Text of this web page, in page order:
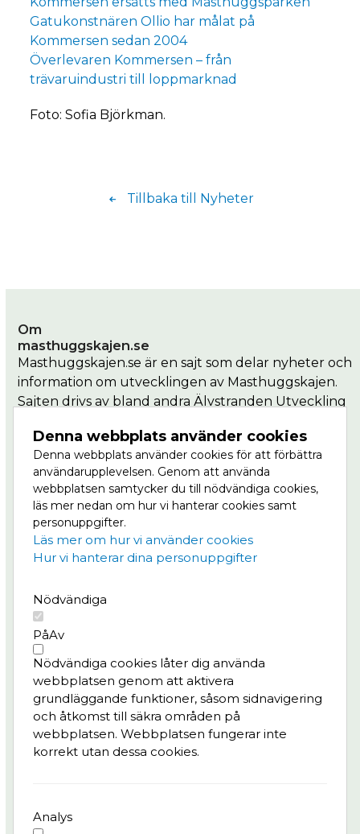
Denna webbplats använder cookies
Denna webbplats använder cookies för att förbättra
användarupplevelsen. Genom att använda
webbplatsen samtycker du till nödvändiga cookies,
läs mer nedan om hur vi hanterar cookies samt
personuppgifter.
Läs mer om hur vi använder cookies
Hur vi hanterar dina personuppgifter
Nödvändiga
PåAv
Nödvändiga cookies låter dig använda
webbplatsen genom att aktivera
grundläggande funktioner, såsom sidnavigering
och åtkomst till säkra områden på
webbplatsen. Webbplatsen fungerar inte
korrekt utan dessa cookies.
Analys
Gatukonstnären Ollio har målat på
Kommersen sedan 2004
Överlevaren Kommersen – från
trävaruindustri till loppmarknad
Foto: Sofia Björkman.
Tillbaka till Nyheter
Om
masthuggskajen.se
Masthuggskajen.se är en sajt som delar nyheter och
information om utvecklingen av Masthuggskajen.
Sajten drivs av bland andra Älvstranden Utveckling
Masthuggkajen är en del av Vision Älvstaden,
Nordens största stadsutvecklingsprojekt där
centrala Göteborg ska växa till dubbel storlek, på
båda sidor om älven. Läs mer om Masthuggskajen
på Göteborg växer.
Projektet
Nyheter
Bygg- och trafikinfo
Konst & kultur
Frågor & svar
Integritetspolicy
Älvstranden Utveckling AB